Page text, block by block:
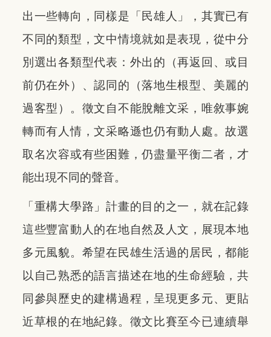
出一些轉向，同樣是「民雄人」，其實已有
不同的類型，文中情境就如是表現，從中分
別選出各類型代表：外出的（再返回、或目
前仍在外）、認同的（落地生根型、美麗的
過客型）。徵文自不能脫離文采，唯敘事婉
轉而有人情，文采略遜也仍有動人處。故選
取名次容或有些困難，仍盡量平衡二者，才
能出現不同的聲音。
「重構大學路」計畫的目的之一，就在記錄
這些豐富動人的在地自然及人文，展現本地
多元風貌。希望在民雄生活過的居民，都能
以自己熟悉的語言描述在地的生命經驗，共
同參與歷史的建構過程，呈現更多元、更貼
近草根的在地紀錄。徵文比賽至今已連續舉